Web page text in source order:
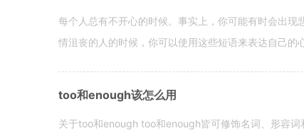
每个人总有不开心的时候。事实上，你可能有时会出
情沮丧的人的时候，你可以使用这些短语来表达自己
too和enough该怎么用
关于too和enough too和enough皆可修饰名词、形容